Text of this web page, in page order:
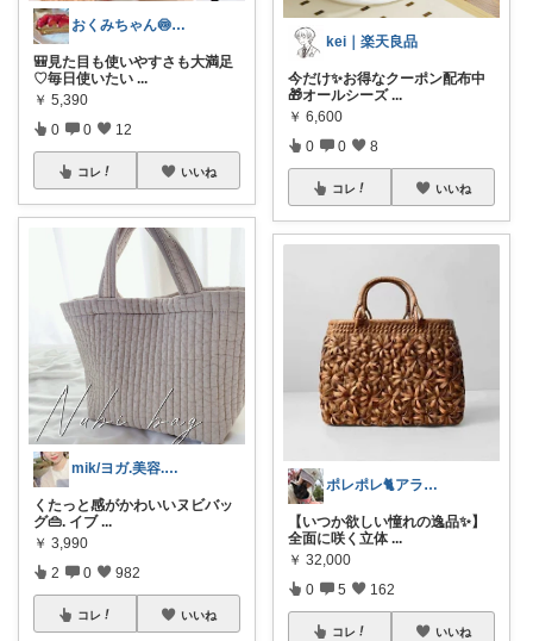
おくみちゃん🍥朝コレ界隈✌🏻
🎒見た目も使いやすさも大満足
♡毎日使いたい ...
￥ 5,390
0 0 12
コレ いいね
mik/ヨガ.美容.ファッション𓂃.✿
くたっと感がかわいいヌビバッ
グ👜. イブ ...
￥ 3,990
2 0 982
コレ いいね
kei｜楽天良品
今だけ✨お得なクーポン配布中
🎁オールシーズ ...
￥ 6,600
0 0 8
コレ いいね
ポレポレ🐈アラフィフの可愛い図鑑
【いつか欲しい憧れの逸品✨】
全面に咲く立体 ...
￥ 32,000
0 5 162
コレ いいね